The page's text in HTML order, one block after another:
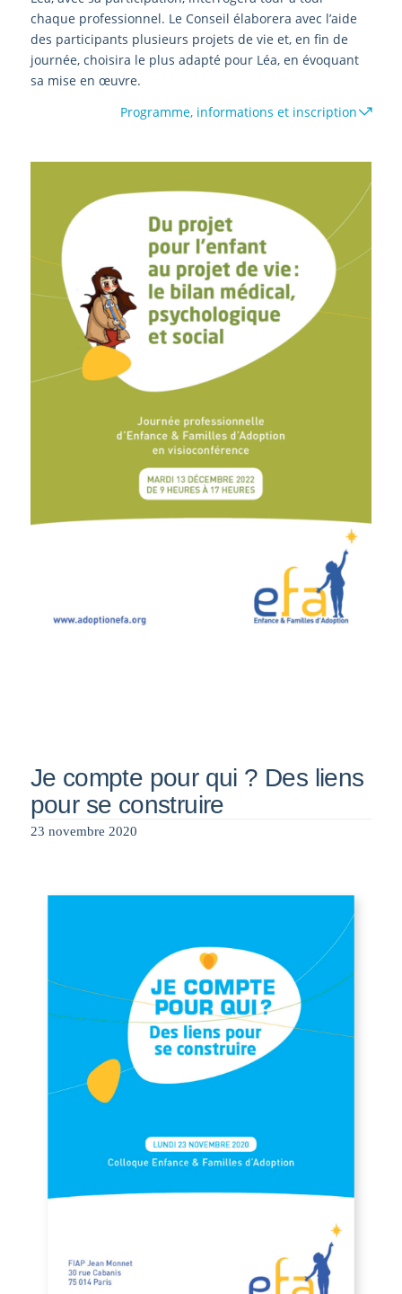
chaque professionnel. Le Conseil élaborera avec l’aide
des participants plusieurs projets de vie et, en fin de
journée, choisira le plus adapté pour Léa, en évoquant
sa mise en œuvre.
Programme, informations et inscription
Je compte pour qui ? Des liens
pour se construire
23 novembre 2020